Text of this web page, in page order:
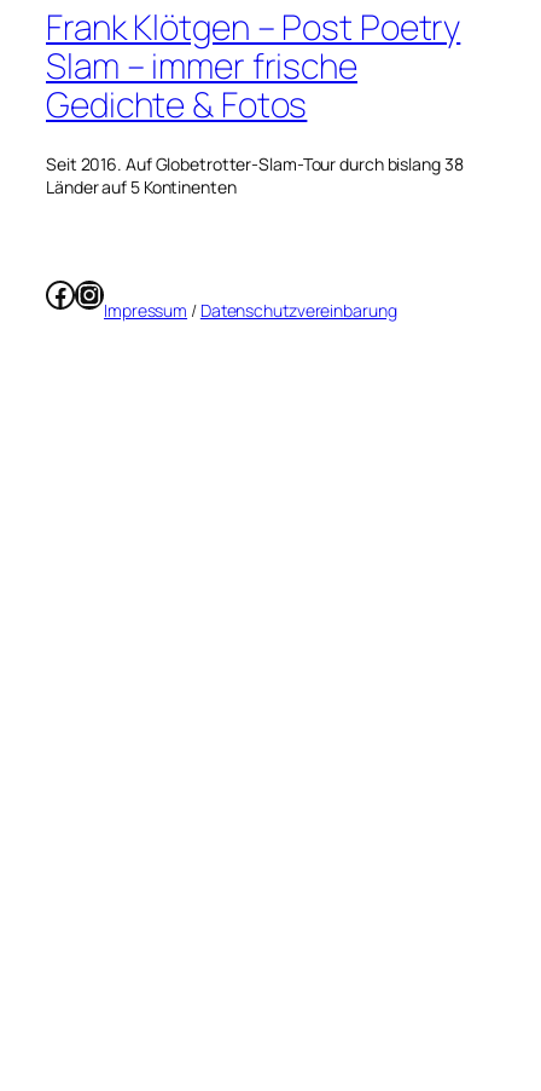
Frank Klötgen – Post Poetry
Slam – immer frische
Gedichte & Fotos
Seit 2016. Auf Globetrotter-Slam-Tour durch bislang 38
Länder auf 5 Kontinenten
Facebook
Instagram
Impressum / Datenschutzvereinbarung